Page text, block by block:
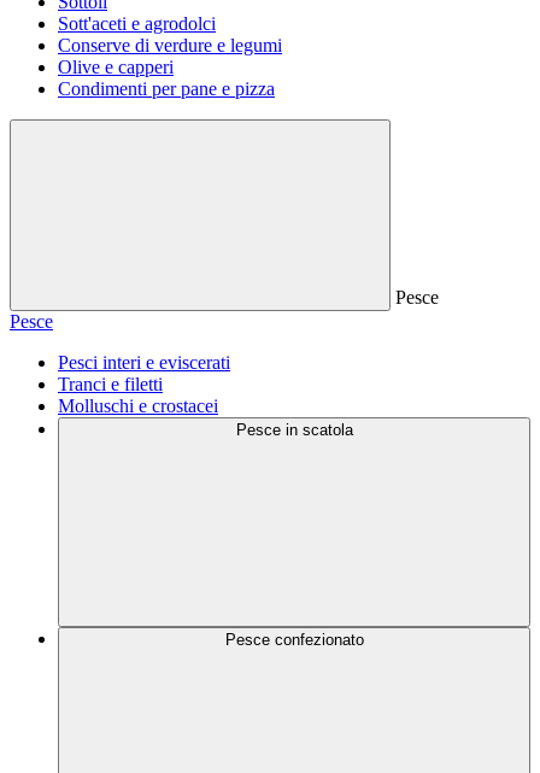
Sott'aceti e agrodolci
Conserve di verdure e legumi
Olive e capperi
Condimenti per pane e pizza
Pesce
Pesce
Pesci interi e eviscerati
Tranci e filetti
Molluschi e crostacei
Pesce in scatola
Pesce confezionato